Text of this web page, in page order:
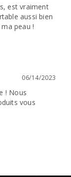
est vraiment
aussi bien
peau !
06/14/2023
! Nous
vous